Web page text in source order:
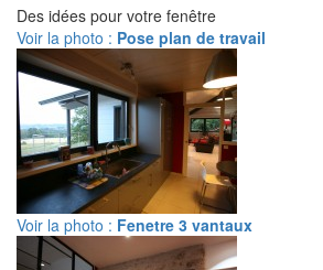
Des idées pour votre fenêtre
Voir la photo : Pose plan de travail
Voir la photo : Fenetre 3 vantaux